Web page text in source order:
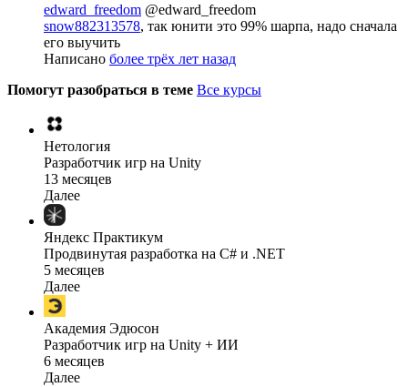
edward_freedom @edward_freedom
snow882313578, так юнити это 99% шарпа, надо сначала
его выучить
Написано более трёх лет назад
Помогут разобраться в теме Все курсы
Нетология
Разработчик игр на Unity
13 месяцев
Далее
Яндекс Практикум
Продвинутая разработка на C# и .NET
5 месяцев
Далее
Академия Эдюсон
Разработчик игр на Unity + ИИ
6 месяцев
Далее